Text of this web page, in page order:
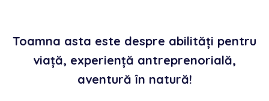
Toamna asta este despre abilități pentru
viață, experiență antreprenorială,
aventură în natură!